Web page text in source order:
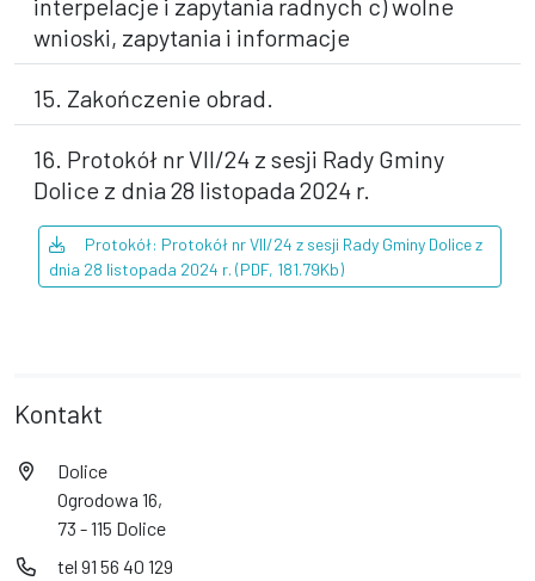
interpelacje i zapytania radnych c) wolne
wnioski, zapytania i informacje
15. Zakończenie obrad.
16. Protokół nr VII/24 z sesji Rady Gminy
Dolice z dnia 28 listopada 2024 r.
Protokół: Protokół nr VII/24 z sesji Rady Gminy Dolice z
dnia 28 listopada 2024 r. (PDF, 181.79Kb)
Kontakt
Dolice
Ogrodowa 16,
73 - 115 Dolice
tel 91 56 40 129